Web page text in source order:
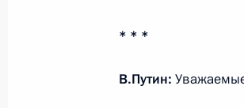
Зорькиным
* * *
В.Путин: